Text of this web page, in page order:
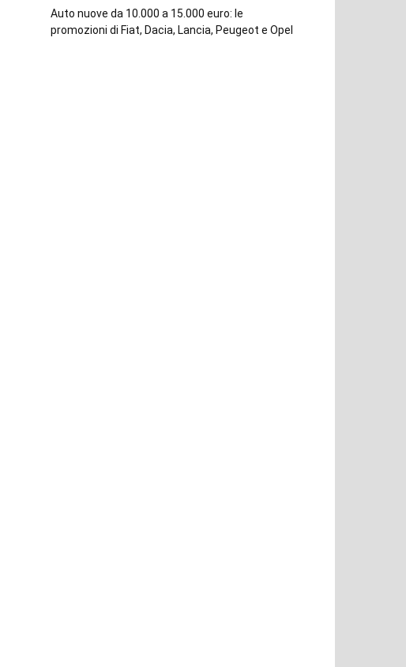
Auto nuove da 10.000 a 15.000 euro: le
promozioni di Fiat, Dacia, Lancia, Peugeot e Opel